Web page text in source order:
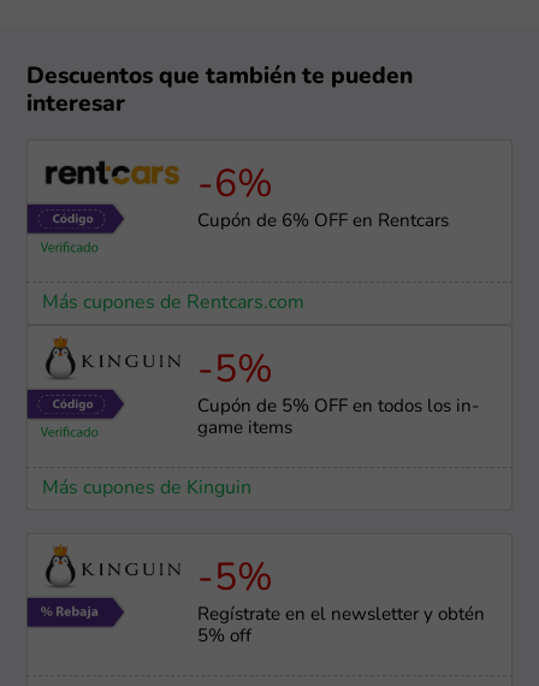
Descuentos que también te pueden
interesar
-6%
Cupón de 6% OFF en Rentcars
Más cupones de Rentcars.com
-5%
Cupón de 5% OFF en todos los in-
game items
Más cupones de Kinguin
-5%
Regístrate en el newsletter y obtén
5% off